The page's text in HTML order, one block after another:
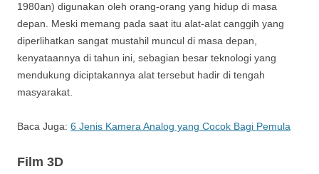
1980an) digunakan oleh orang-orang yang hidup di masa
depan. Meski memang pada saat itu alat-alat canggih yang
diperlihatkan sangat mustahil muncul di masa depan,
kenyataannya di tahun ini, sebagian besar teknologi yang
mendukung diciptakannya alat tersebut hadir di tengah
masyarakat.
Baca Juga: 6 Jenis Kamera Analog yang Cocok Bagi Pemula
Film 3D